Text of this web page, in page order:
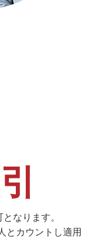
なります。
とカウントし適用